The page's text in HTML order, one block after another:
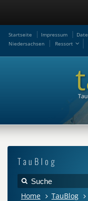
Startseite Impressum
Niedersachsen
Ressort
TauBlog
Home TauBlog